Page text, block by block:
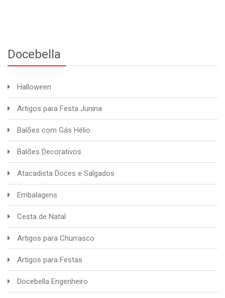
Docebella
Halloween
Artigos para Festa Junina
Balões com Gás Hélio
Balões Decorativos
Atacadista Doces e Salgados
Embalagens
Cesta de Natal
Artigos para Churrasco
Artigos para Festas
Docebella Engenheiro